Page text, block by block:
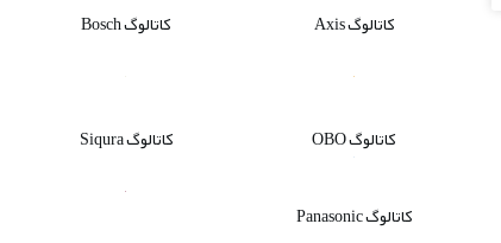
کاتالوگ Axis کاتالوگ Bosch
کاتالوگ OBO کاتالوگ Siqura
کاتالوگ Panasonic